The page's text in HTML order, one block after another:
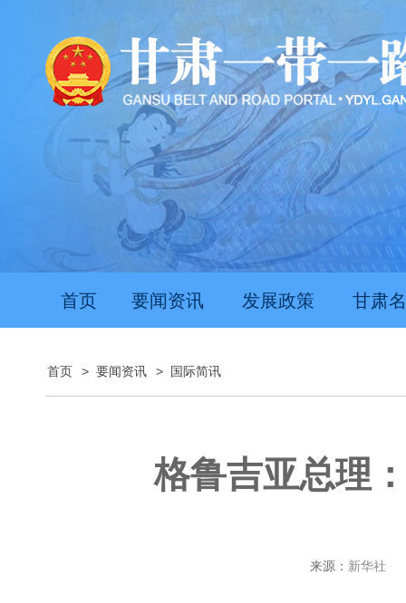
首页 要闻资讯 发展政策 甘肃
首页 > 要闻资讯 > 国际简讯
格鲁吉亚总理
来源： 新华社